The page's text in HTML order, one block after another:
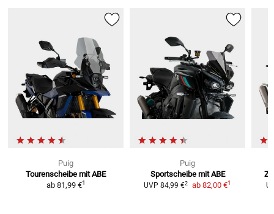
Puig
Tourenscheibe mit ABE
ab 81,99 €1
Puig
Sportscheibe mit ABE
UVP 84,99 €2 ab 82,00 €1
Z-